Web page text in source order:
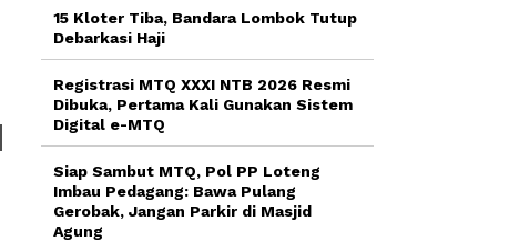
15 Kloter Tiba, Bandara Lombok Tutup
Debarkasi Haji
Registrasi MTQ XXXI NTB 2026 Resmi
Dibuka, Pertama Kali Gunakan Sistem
Digital e-MTQ
Siap Sambut MTQ, Pol PP Loteng
Imbau Pedagang: Bawa Pulang
Gerobak, Jangan Parkir di Masjid
Agung